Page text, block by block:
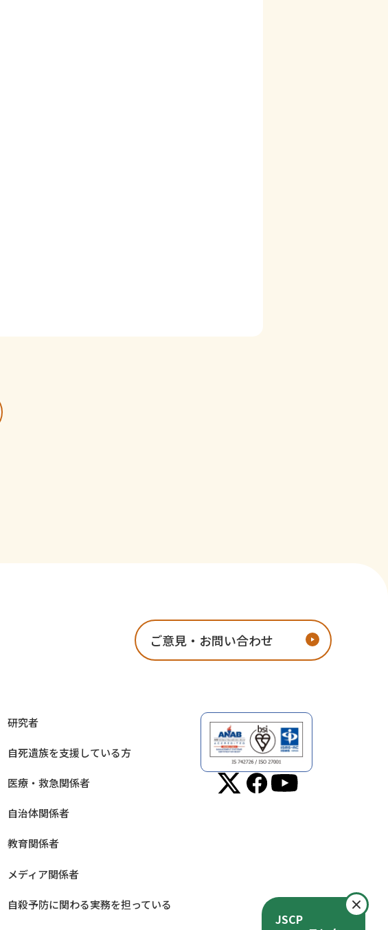
閉
JSCP
研究者
自死遺族を支援している方
医療・救急関係者
自治体関係者
教育関係者
メディア関係者
自殺予防に関わる実務を担っている
ご意見・お問い合わせ